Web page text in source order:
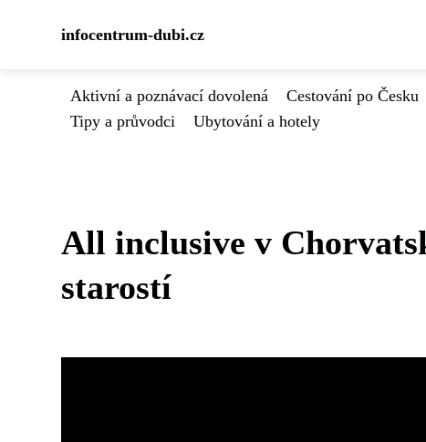
infocentrum-dubi.cz
Aktivní a poznávací dovolená Cestování po Česku
Tipy a průvodci
Ubytování a hotely
All inclusive v
starostí